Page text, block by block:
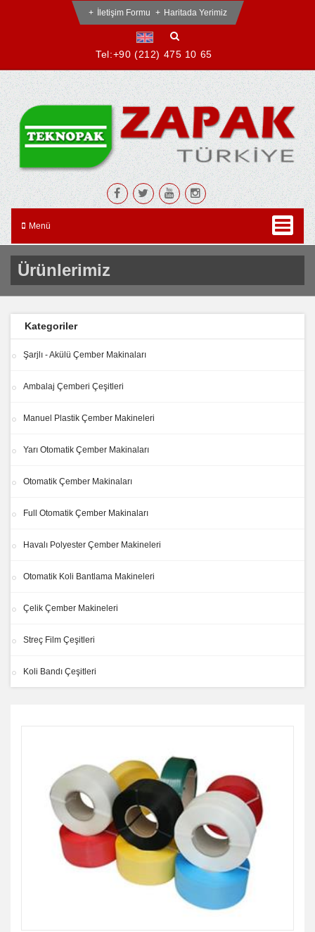
Tel:+90 (212) 475 10 65
İletişim Formu Haritada Yerimiz
Menü
Ürünlerimiz
Kategoriler
Şarjlı - Akülü Çember Makinaları
Ambalaj Çemberi Çeşitleri
Manuel Plastik Çember Makineleri
Yarı Otomatik Çember Makinaları
Otomatik Çember Makinaları
Full Otomatik Çember Makinaları
Havalı Polyester Çember Makineleri
Otomatik Koli Bantlama Makineleri
Çelik Çember Makineleri
Streç Film Çeşitleri
Koli Bandı Çeşitleri